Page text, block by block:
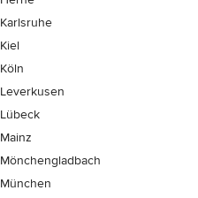
Karlsruhe
Kiel
Köln
Leverkusen
Lübeck
Mainz
Mönchen­gladbach
München